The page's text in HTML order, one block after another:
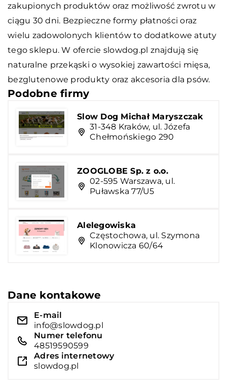
zakupionych produktów oraz możliwość zwrotu w
ciągu 30 dni. Bezpieczne formy płatności oraz
wielu zadowolonych klientów to dodatkowe atuty
tego sklepu. W ofercie slowdog.pl znajdują się
naturalne przekąski o wysokiej zawartości mięsa,
bezglutenowe produkty oraz akcesoria dla psów.
Podobne firmy
Slow Dog Michał Maryszczak
31-348 Kraków, ul. Józefa
Chełmońskiego 290
ZOOGLOBE Sp. z o.o.
02-595 Warszawa, ul.
Puławska 77/U5
Alelegowiska
Częstochowa, ul. Szymona
Klonowicza 60/64
Dane kontakowe
E-mail
info@slowdog.pl
Numer telefonu
48519590599
Adres internetowy
slowdog.pl